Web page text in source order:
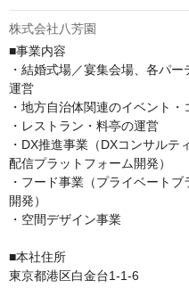
株式会社八芳園
■事業内容
・結婚式場／宴集会場、各パ
運営
・地方自治体関連のイベント
・レストラン・料亭の運営
・DX推進事業（DXコンサルテ
配信プラットフォーム開発）
・フード事業（プライベート
開発）
・空間デザイン事業
■本社住所
東京都港区白金台1-1-6